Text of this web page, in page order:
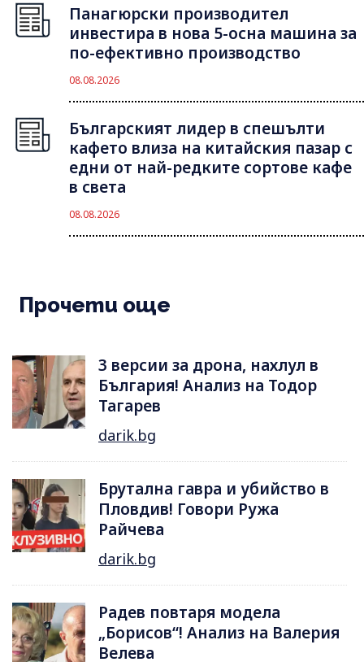
Панагюрски производител
инвестира в нова 5-осна машина за
по-ефективно производство
08.08.2026
Българският лидер в спешълти
кафето влиза на китайския пазар с
едни от най-редките сортове кафе
в света
08.08.2026
Прочети още
3 версии за дрона, нахлул в
България! Анализ на Тодор
Тагарев
darik.bg
Брутална гавра и убийство в
Пловдив! Говори Ружа
Райчева
darik.bg
Радев повтаря модела
„Борисов“! Анализ на Валерия
Велева